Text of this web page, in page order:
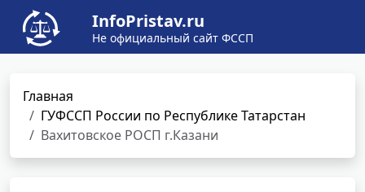
InfoPristav.ru
Не официальный сайт ФССП
Главная
ГУФССП России по Республике Татарстан
Вахитовское РОСП г.Казани